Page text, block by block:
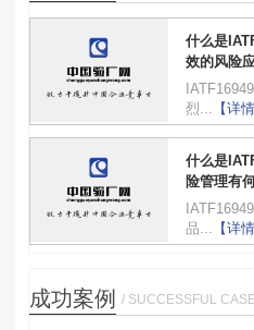
什么是
效的风险
烈...
【详情
什么是
险管理有
品...
【详情
成功案例 / SUCCESSFUL